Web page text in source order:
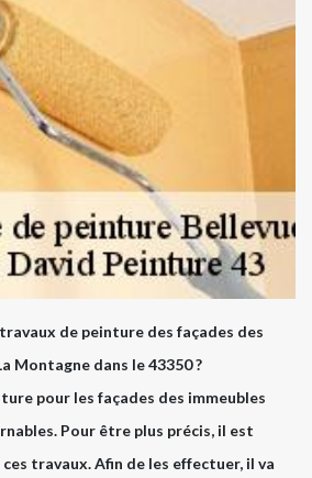
de peinture des façades des
Montagne dans le 43350 ?
pour les façades des immeubles
Pour être plus précis, il est
travaux. Afin de les effectuer, il va